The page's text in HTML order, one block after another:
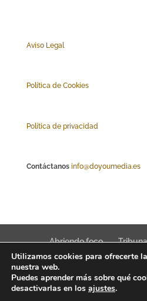
Aviso Legal
Política de Cookies
Política de privacidad
Contáctanos info@doyoumedia.es
Abriendo foco Tribuna
Actualidad
Innovación
Utilizamos cookies para ofrecerte
nuestra web.
Puedes aprender más sobre qué
desactivarlas en los ajustes.